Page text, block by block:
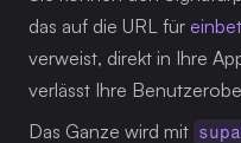
das auf die URL für
verweist, direkt in Ihre
verlässt Ihre
Das Ganze wird mit